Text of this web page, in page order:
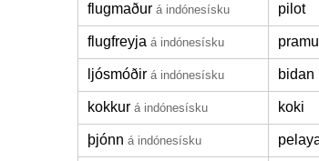
flugmaður á indónesísku pilot
flugfreyja á indónesísku
ljósmóðir á indónesísku bidan
kokkur á indónesísku koki
þjónn á indónesísku